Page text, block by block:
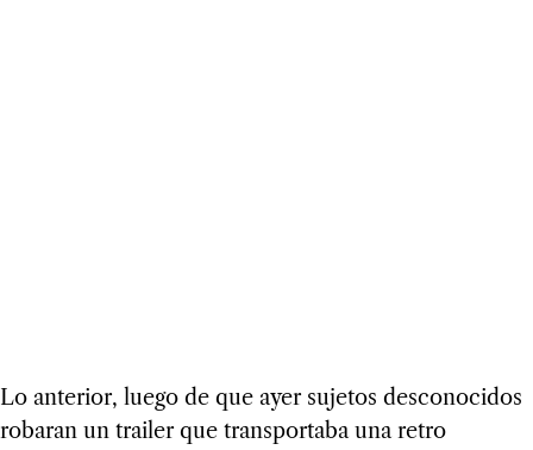
Lo anterior, luego de que ayer sujetos desconocidos
robaran un trailer que transportaba una retro